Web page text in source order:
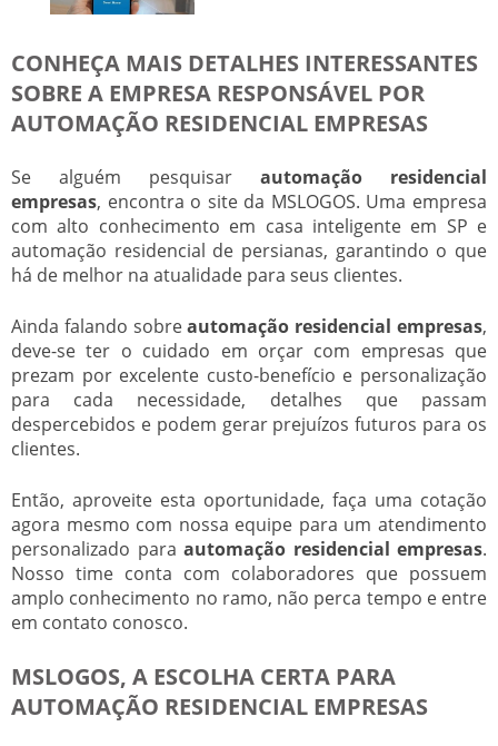
CONHEÇA MAIS DETALHES INTERESSANTES
SOBRE A EMPRESA RESPONSÁVEL POR
AUTOMAÇÃO RESIDENCIAL EMPRESAS
Se alguém pesquisar automação residencial
empresas, encontra o site da MSLOGOS. Uma empresa
com alto conhecimento em casa inteligente em SP e
automação residencial de persianas, garantindo o que
há de melhor na atualidade para seus clientes.
Ainda falando sobreautomação residencial empresas,
deve-se ter o cuidado em orçar com empresas que
prezam por excelente custo-benefício e personalização
para cada necessidade, detalhes que passam
despercebidos e podem gerar prejuízos futuros para os
clientes.
Então, aproveite esta oportunidade, faça uma cotação
agora mesmo com nossa equipe para um atendimento
personalizado para automação residencial empresas.
Nosso time conta com colaboradores que possuem
amplo conhecimento no ramo, não perca tempo e entre
em contato conosco.
MSLOGOS, A ESCOLHA CERTA PARA
AUTOMAÇÃO RESIDENCIAL EMPRESAS